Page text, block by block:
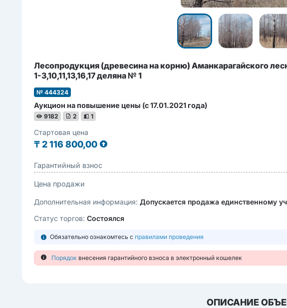
Лесопродукция (древесина на корню) Аманкарагайского
1-3,10,11,13,16,17 деляна № 1
№ 444324
Аукцион на повышение цены (с 17.01.2021 года)
9182 2 1
Стартовая цена
₸2 116 800,00
Гарантийный взнос
Цена продажи
Дополнительная информация:Допускается продажа единственному
Статус торгов:Состоялся
Обязательно ознакомтесь с правилами проведения
Порядок внесения гарантийного взноса в электронный кошелек
ОПИСАНИЕ